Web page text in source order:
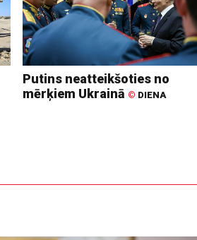
Putins neatteikšoties no
mērķiem Ukrainā © DIENA